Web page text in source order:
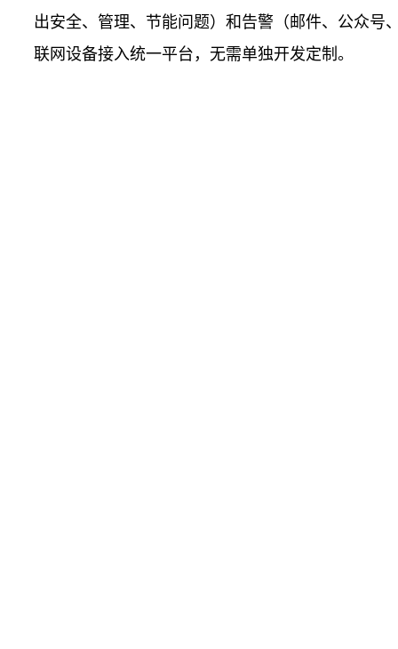
出安全、管理、节能问题）和告警（邮件、公众号
联网设备接入统一平台，无需单独开发定制。